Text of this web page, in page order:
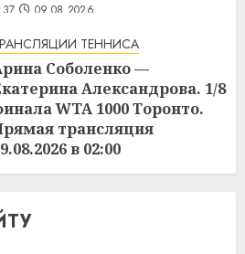
09.08.2026
ТЕННИСА
Соболенко —
Александрова. 1/8
WTA 1000 Торонто.
трансляция
в 02:00
09.08.2026